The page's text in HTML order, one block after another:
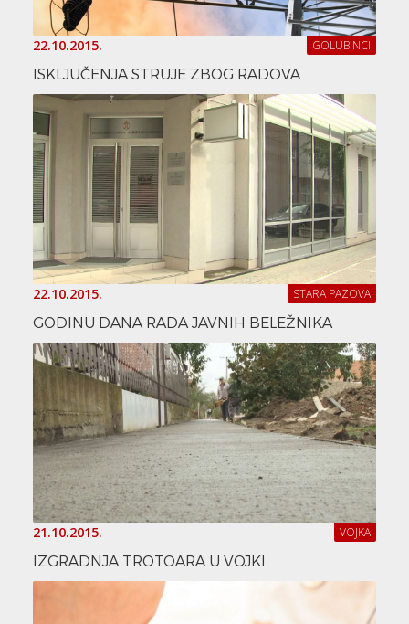
22.10.2015. GOLUBINCI
ISKLJUČENJA STRUJE ZBOG RADOVA
22.10.2015. STARA PAZOVA
GODINU DANA RADA JAVNIH BELEŽNIKA
21.10.2015. VOJKA
IZGRADNJA TROTOARA U VOJKI